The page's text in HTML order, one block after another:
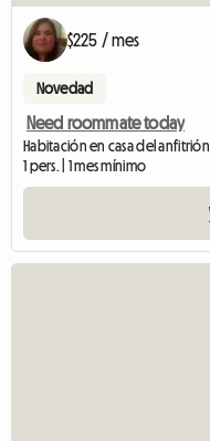
$225 / mes
Novedad
Need roommate today
Habitación en casa del
1 pers. | 1 mes mínimo